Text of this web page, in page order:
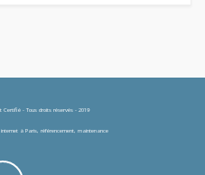
- Tous droits réservés - 2019
à Paris, référencement, maintenance